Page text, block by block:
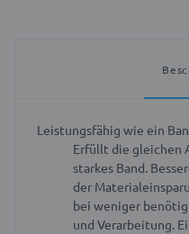
Leistungsfähig wie ein
Erfüllt die gleichen
starkes Band.
der
bei weniger
und Verarbeitung.